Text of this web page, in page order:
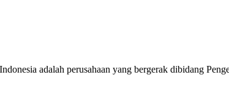
adalah perusahaan yang bergerak dibidang